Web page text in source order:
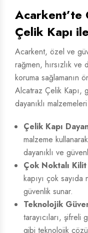
Acarkent’te
Çelik Kapı
Acarkent, özel ve
rağmen, hırsızlık ve
koruma sağlamanın
Alcatraz Çelik Kapı,
dayanıklı
Çelik Kapı
malzeme
dayanıklı ve
Çok Noktalı
kapıyı çok
güvenlik sunar.
Teknolojik
tarayıcıları, şifreli
gibi teknolojik